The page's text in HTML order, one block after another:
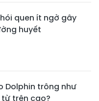
quen ít ngờ gây
huyết
Dolphin trông như
trên cao?